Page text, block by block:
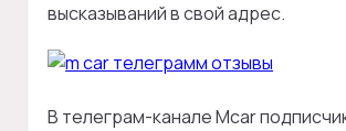
высказываний в свой адрес.
В телеграм-канале Mcar